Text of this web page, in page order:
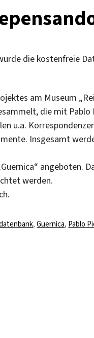
die kostenfreie
am Museum
die mit Pablo
u.a.
Insgesamt
angeboten.
werden.
,Guernica, Pablo